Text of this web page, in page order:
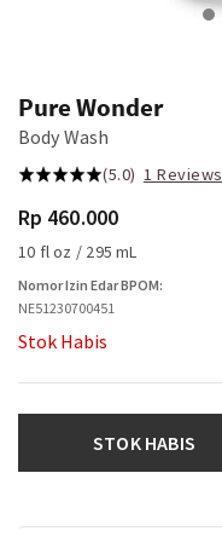
Pure Wonder
Body Wash
(5.0) 1 Reviews
Rp 460.000
10 fl oz / 295 mL
Nomor Izin Edar BPOM:
NE51230700451
Stok Habis
STOK HABIS